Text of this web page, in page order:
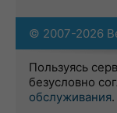
© 2007-2026
Пользуясь
безусловно
обслуживания.